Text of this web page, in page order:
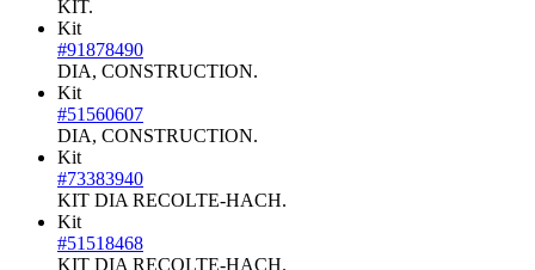
KIT.
Kit
#91878490
DIA, CONSTRUCTION.
Kit
#51560607
DIA, CONSTRUCTION.
Kit
#73383940
KIT DIA RECOLTE-HACH.
Kit
#51518468
KIT DIA RECOLTE-HACH.